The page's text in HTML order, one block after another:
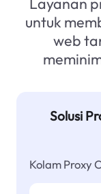
untuk
web
Solusi
Kolam Proxy